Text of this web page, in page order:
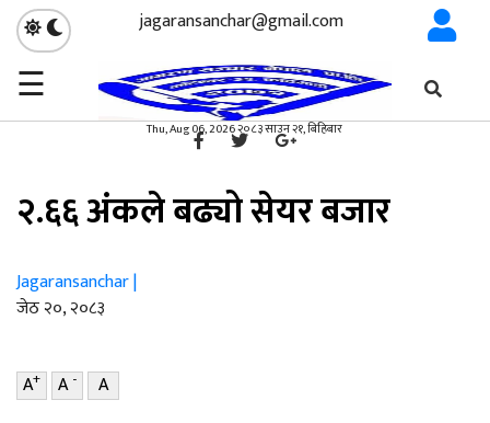
jagaransanchar@gmail.com
☰
Thu, Aug 06, 2026 २०८३ साउन २१, बिहिबार
×
गृहपृष्ठ शेयर बजार
शेयर बजार
२.६६ अंकले बढ्यो सेयर बजार
Jagaransanchar |
जेठ २०, २०८३
A+ A- A